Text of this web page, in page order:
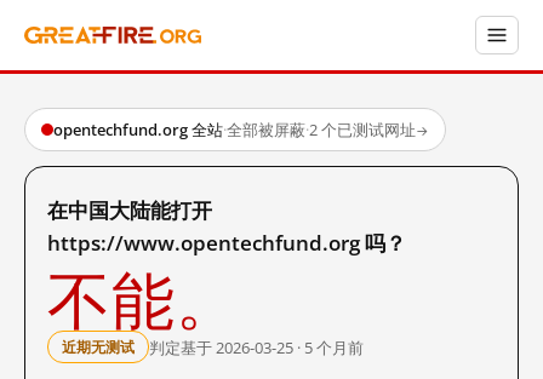
opentechfund.org 全站·全部被屏蔽·2 个已测试网址→
在中国大陆能打开
https://www.opentechfund.org 吗？
不能。
近期无测试 判定基于 2026-03-25 · 5 个月前